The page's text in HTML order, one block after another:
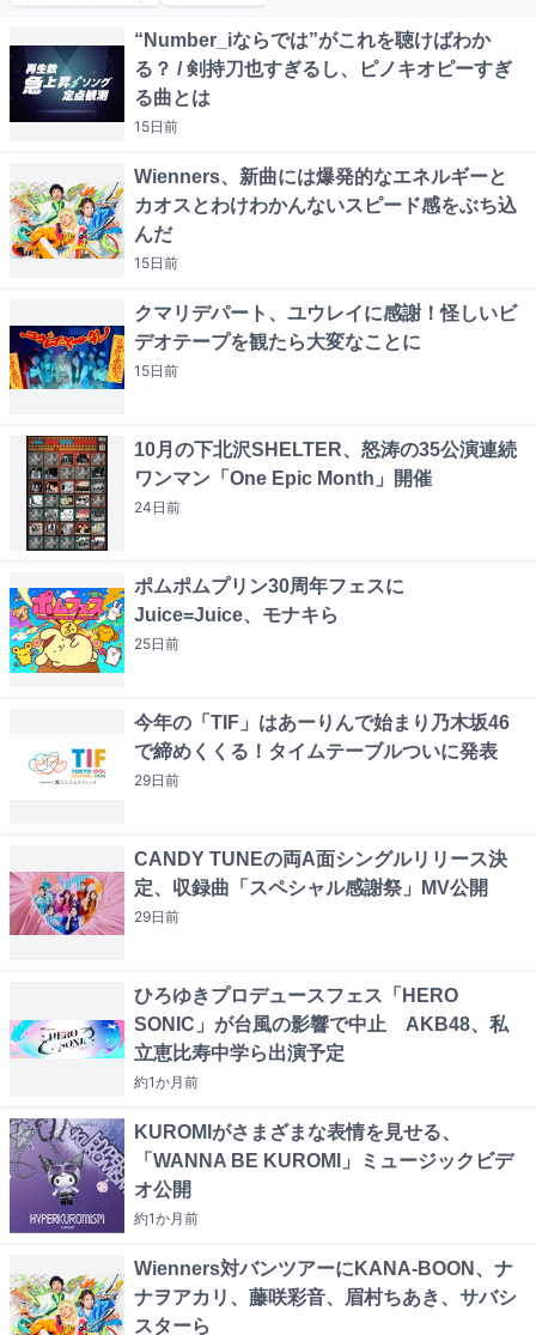
“Number_iならでは”がこれを聴けばわか
る？ / 剣持刀也すぎるし、ピノキオピーすぎ
る曲とは
15日前
Wienners、新曲には爆発的なエネルギーと
カオスとわけわかんないスピード感をぶち込
んだ
15日前
クマリデパート、ユウレイに感謝！怪しいビ
デオテープを観たら大変なことに
15日前
10月の下北沢SHELTER、怒涛の35公演連続
ワンマン「One Epic Month」開催
24日前
ポムポムプリン30周年フェスに
Juice=Juice、モナキら
25日前
今年の「TIF」はあーりんで始まり乃木坂46
で締めくくる！タイムテーブルついに発表
29日前
CANDY TUNEの両A面シングルリリース決
定、収録曲「スペシャル感謝祭」MV公開
29日前
ひろゆきプロデュースフェス「HERO
SONIC」が台風の影響で中止 AKB48、私
立恵比寿中学ら出演予定
約1か月前
KUROMIがさまざまな表情を見せる、
「WANNA BE KUROMI」ミュージックビデ
オ公開
約1か月前
Wienners対バンツアーにKANA-BOON、ナ
ナヲアカリ、藤咲彩音、眉村ちあき、サバシ
スターら